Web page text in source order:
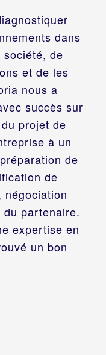
dans
société, de
et de les
nous a
succès sur
projet de
à un
de
de
négociation
du partenaire.
expertise en
un bon